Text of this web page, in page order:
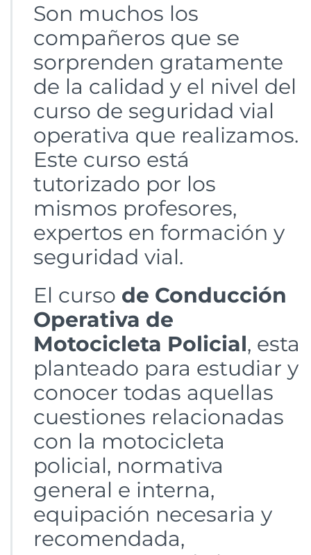
Son muchos los
compañeros que se
sorprenden gratamente
de la calidad y el nivel del
curso de seguridad vial
operativa que realizamos.
Este curso está
tutorizado por los
mismos profesores,
expertos en formación y
seguridad vial.
El curso de Conducción
Operativa de
Motocicleta Policial, esta
planteado para estudiar y
conocer todas aquellas
cuestiones relacionadas
con la motocicleta
policial, normativa
general e interna,
equipación necesaria y
recomendada,